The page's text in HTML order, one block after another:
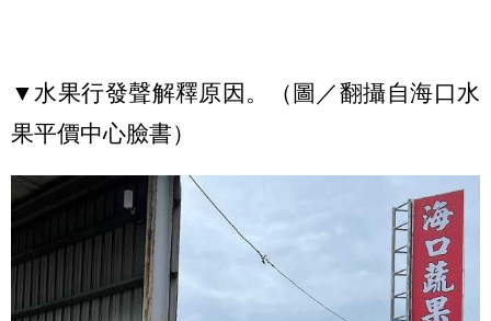
▼水果行發聲解釋原因。（圖／翻攝自海口水
果平價中心臉書）